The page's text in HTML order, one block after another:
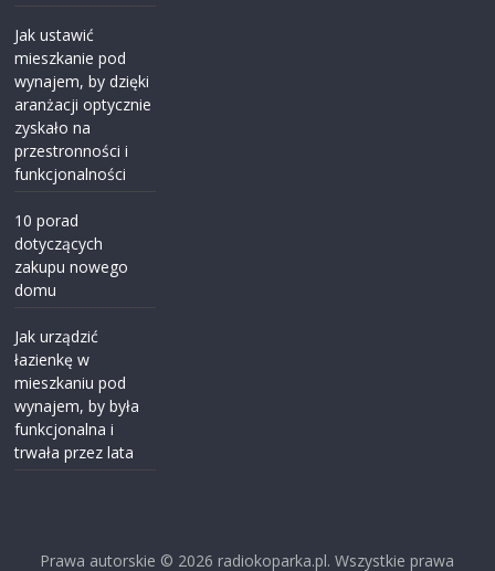
Jak ustawić
mieszkanie pod
wynajem, by dzięki
aranżacji optycznie
zyskało na
przestronności i
funkcjonalności
10 porad
dotyczących
zakupu nowego
domu
Jak urządzić
łazienkę w
mieszkaniu pod
wynajem, by była
funkcjonalna i
trwała przez lata
Prawa autorskie © 2026 radiokoparka.pl. Wszystkie prawa